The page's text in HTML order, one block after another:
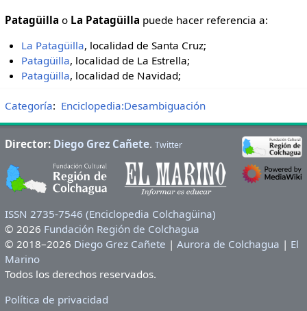
Patagüilla o La Patagüilla puede hacer referencia a:
La Patagüilla, localidad de Santa Cruz;
Patagüilla, localidad de La Estrella;
Patagüilla, localidad de Navidad;
Categoría: Enciclopedia:Desambiguación
Director: Diego Grez Cañete. Twitter
ISSN 2735-7546 (Enciclopedia Colchagüina)
© 2026 Fundación Región de Colchagua
© 2018–2026 Diego Grez Cañete | Aurora de Colchagua | El
Marino
Todos los derechos reservados.
Política de privacidad